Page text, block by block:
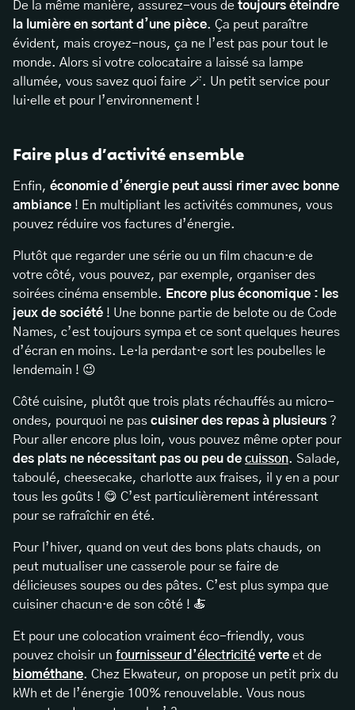
De la même manière, assurez-vous de toujours éteindre
la lumière en sortant d’une pièce. Ça peut paraître
évident, mais croyez-nous, ça ne l’est pas pour tout le
monde. Alors si votre colocataire a laissé sa lampe
allumée, vous savez quoi faire 🪄. Un petit service pour
lui·elle et pour l’environnement !
Faire plus d’activité ensemble
Enfin, économie d’énergie peut aussi rimer avec bonne
ambiance ! En multipliant les activités communes, vous
pouvez réduire vos factures d’énergie.
Plutôt que regarder une série ou un film chacun·e de
votre côté, vous pouvez, par exemple, organiser des
soirées cinéma ensemble. Encore plus économique : les
jeux de société ! Une bonne partie de belote ou de Code
Names, c’est toujours sympa et ce sont quelques heures
d’écran en moins. Le·la perdant·e sort les poubelles le
lendemain ! 😉
Côté cuisine, plutôt que trois plats réchauffés au micro-
ondes, pourquoi ne pas cuisiner des repas à plusieurs ?
Pour aller encore plus loin, vous pouvez même opter pour
des plats ne nécessitant pas ou peu de cuisson. Salade,
taboulé, cheesecake, charlotte aux fraises, il y en a pour
tous les goûts ! 😋 C’est particulièrement intéressant
pour se rafraîchir en été.
Pour l’hiver, quand on veut des bons plats chauds, on
peut mutualiser une casserole pour se faire de
délicieuses soupes ou des pâtes. C’est plus sympa que
cuisiner chacun·e de son côté ! 🍝
Et pour une colocation vraiment éco-friendly, vous
pouvez choisir un fournisseur d’électricité verte et de
biométhane. Chez Ekwateur, on propose un petit prix du
kWh et de l’énergie 100% renouvelable. Vous nous